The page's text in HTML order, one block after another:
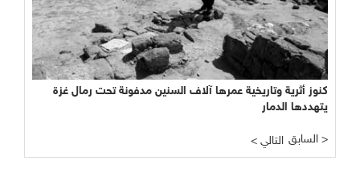
كنوز أثرية وتاريخية عمرها آلاف السنين مدفونة تحت رمال غزة
يتهددها الدمار
< التالي السابق >